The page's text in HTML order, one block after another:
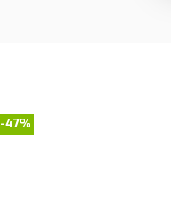
-47%